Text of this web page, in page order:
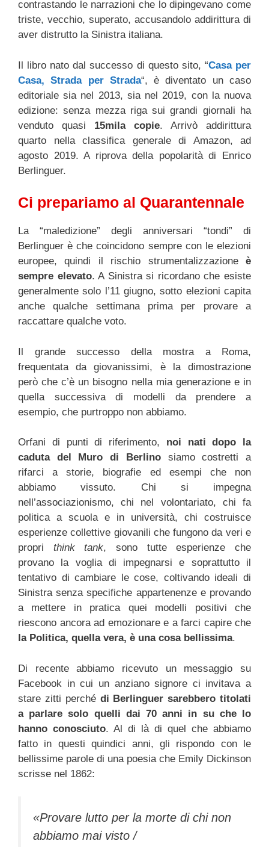
contrastando le narrazioni che lo dipingevano come
triste, vecchio, superato, accusandolo addirittura di
aver distrutto la Sinistra italiana.
Il libro nato dal successo di questo sito, “Casa per
Casa, Strada per Strada“, è diventato un caso
editoriale sia nel 2013, sia nel 2019, con la nuova
edizione: senza mezza riga sui grandi giornali ha
venduto quasi 15mila copie. Arrivò addirittura
quarto nella classifica generale di Amazon, ad
agosto 2019. A riprova della popolarità di Enrico
Berlinguer.
Ci prepariamo al Quarantennale
La “maledizione” degli anniversari “tondi” di
Berlinguer è che coincidono sempre con le elezioni
europee, quindi il rischio strumentalizzazione è
sempre elevato. A Sinistra si ricordano che esiste
generalmente solo l’11 giugno, sotto elezioni capita
anche qualche settimana prima per provare a
raccattare qualche voto.
Il grande successo della mostra a Roma,
frequentata da giovanissimi, è la dimostrazione
però che c’è un bisogno nella mia generazione e in
quella successiva di modelli da prendere a
esempio, che purtroppo non abbiamo.
Orfani di punti di riferimento, noi nati dopo la
caduta del Muro di Berlinosiamo costretti a
rifarci a storie, biografie ed esempi che non
abbiamo vissuto. Chi si impegna
nell’associazionismo, chi nel volontariato, chi fa
politica a scuola e in università, chi costruisce
esperienze collettive giovanili che fungono da veri e
propri think tank, sono tutte esperienze che
provano la voglia di impegnarsi e soprattutto il
tentativo di cambiare le cose, coltivando ideali di
Sinistra senza specifiche appartenenze e provando
a mettere in pratica quei modelli positivi che
riescono ancora ad emozionare e a farci capire che
la Politica, quella vera, è una cosa bellissima.
Di recente abbiamo ricevuto un messaggio su
Facebook in cui un anziano signore ci invitava a
stare zitti perché di Berlinguer sarebbero titolati
a parlare solo quelli dai 70 anni in su che lo
hanno conosciuto. Al di là di quel che abbiamo
fatto in questi quindici anni, gli rispondo con le
bellissime parole di una poesia che Emily Dickinson
scrisse nel 1862:
«Provare lutto per la morte di chi non
abbiamo mai visto /